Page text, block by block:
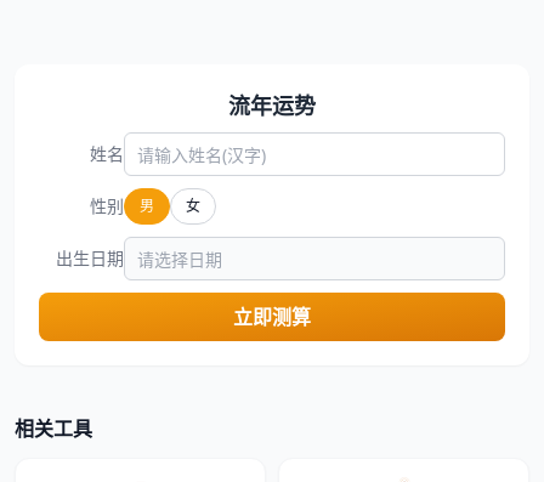
流年运势
姓名
性别 男 女
出生日期
立即测算
相关工具